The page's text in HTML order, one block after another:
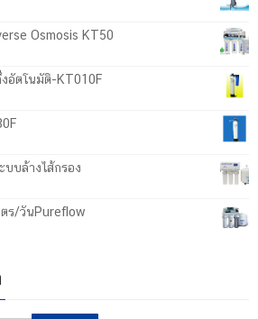
Osmosis KT50
อัตโนมัติ-KT010F
บบล้างไส้กรอง
ตร/วันPureflow